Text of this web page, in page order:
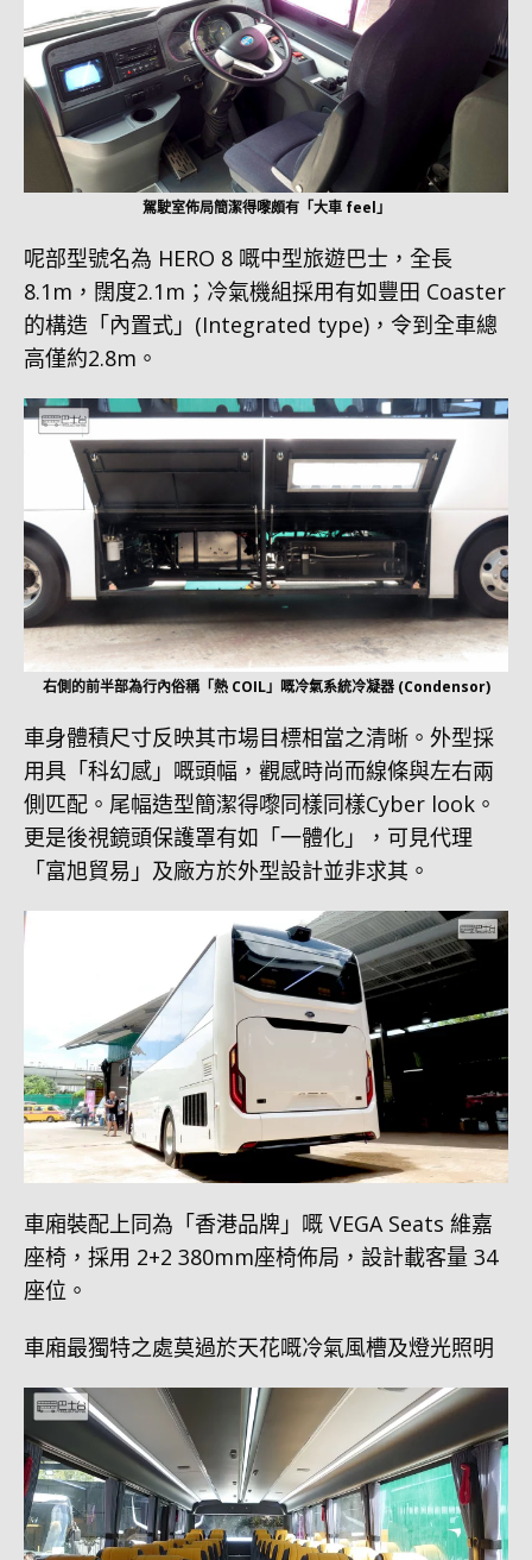
駕駛室佈局簡潔得嚟頗有「大車 feel」
呢部型號名為 HERO 8 嘅中型旅遊巴士，全長
8.1m，闊度2.1m；冷氣機組採用有如豐田 Coaster
的構造「內置式」(Integrated type)，令到全車總
高僅約2.8m。
右側的前半部為行內俗稱「熱 COIL」嘅冷氣系統冷凝器 (Condensor)
車身體積尺寸反映其市場目標相當之清晰。外型採
用具「科幻感」嘅頭幅，觀感時尚而線條與左右兩
側匹配。尾幅造型簡潔得嚟同樣同樣Cyber look。
更是後視鏡頭保護罩有如「一體化」，可見代理
「富旭貿易」及廠方於外型設計並非求其。
車廂裝配上同為「香港品牌」嘅 VEGA Seats 維嘉
座椅，採用 2+2 380mm座椅佈局，設計載客量 34
座位。
車廂最獨特之處莫過於天花嘅冷氣風槽及燈光照明